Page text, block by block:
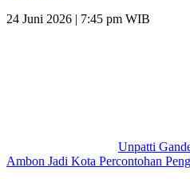
24 Juni 2026 | 7:45 pm WIB
Unpatti
Ambon Jadi Kota Percontohan